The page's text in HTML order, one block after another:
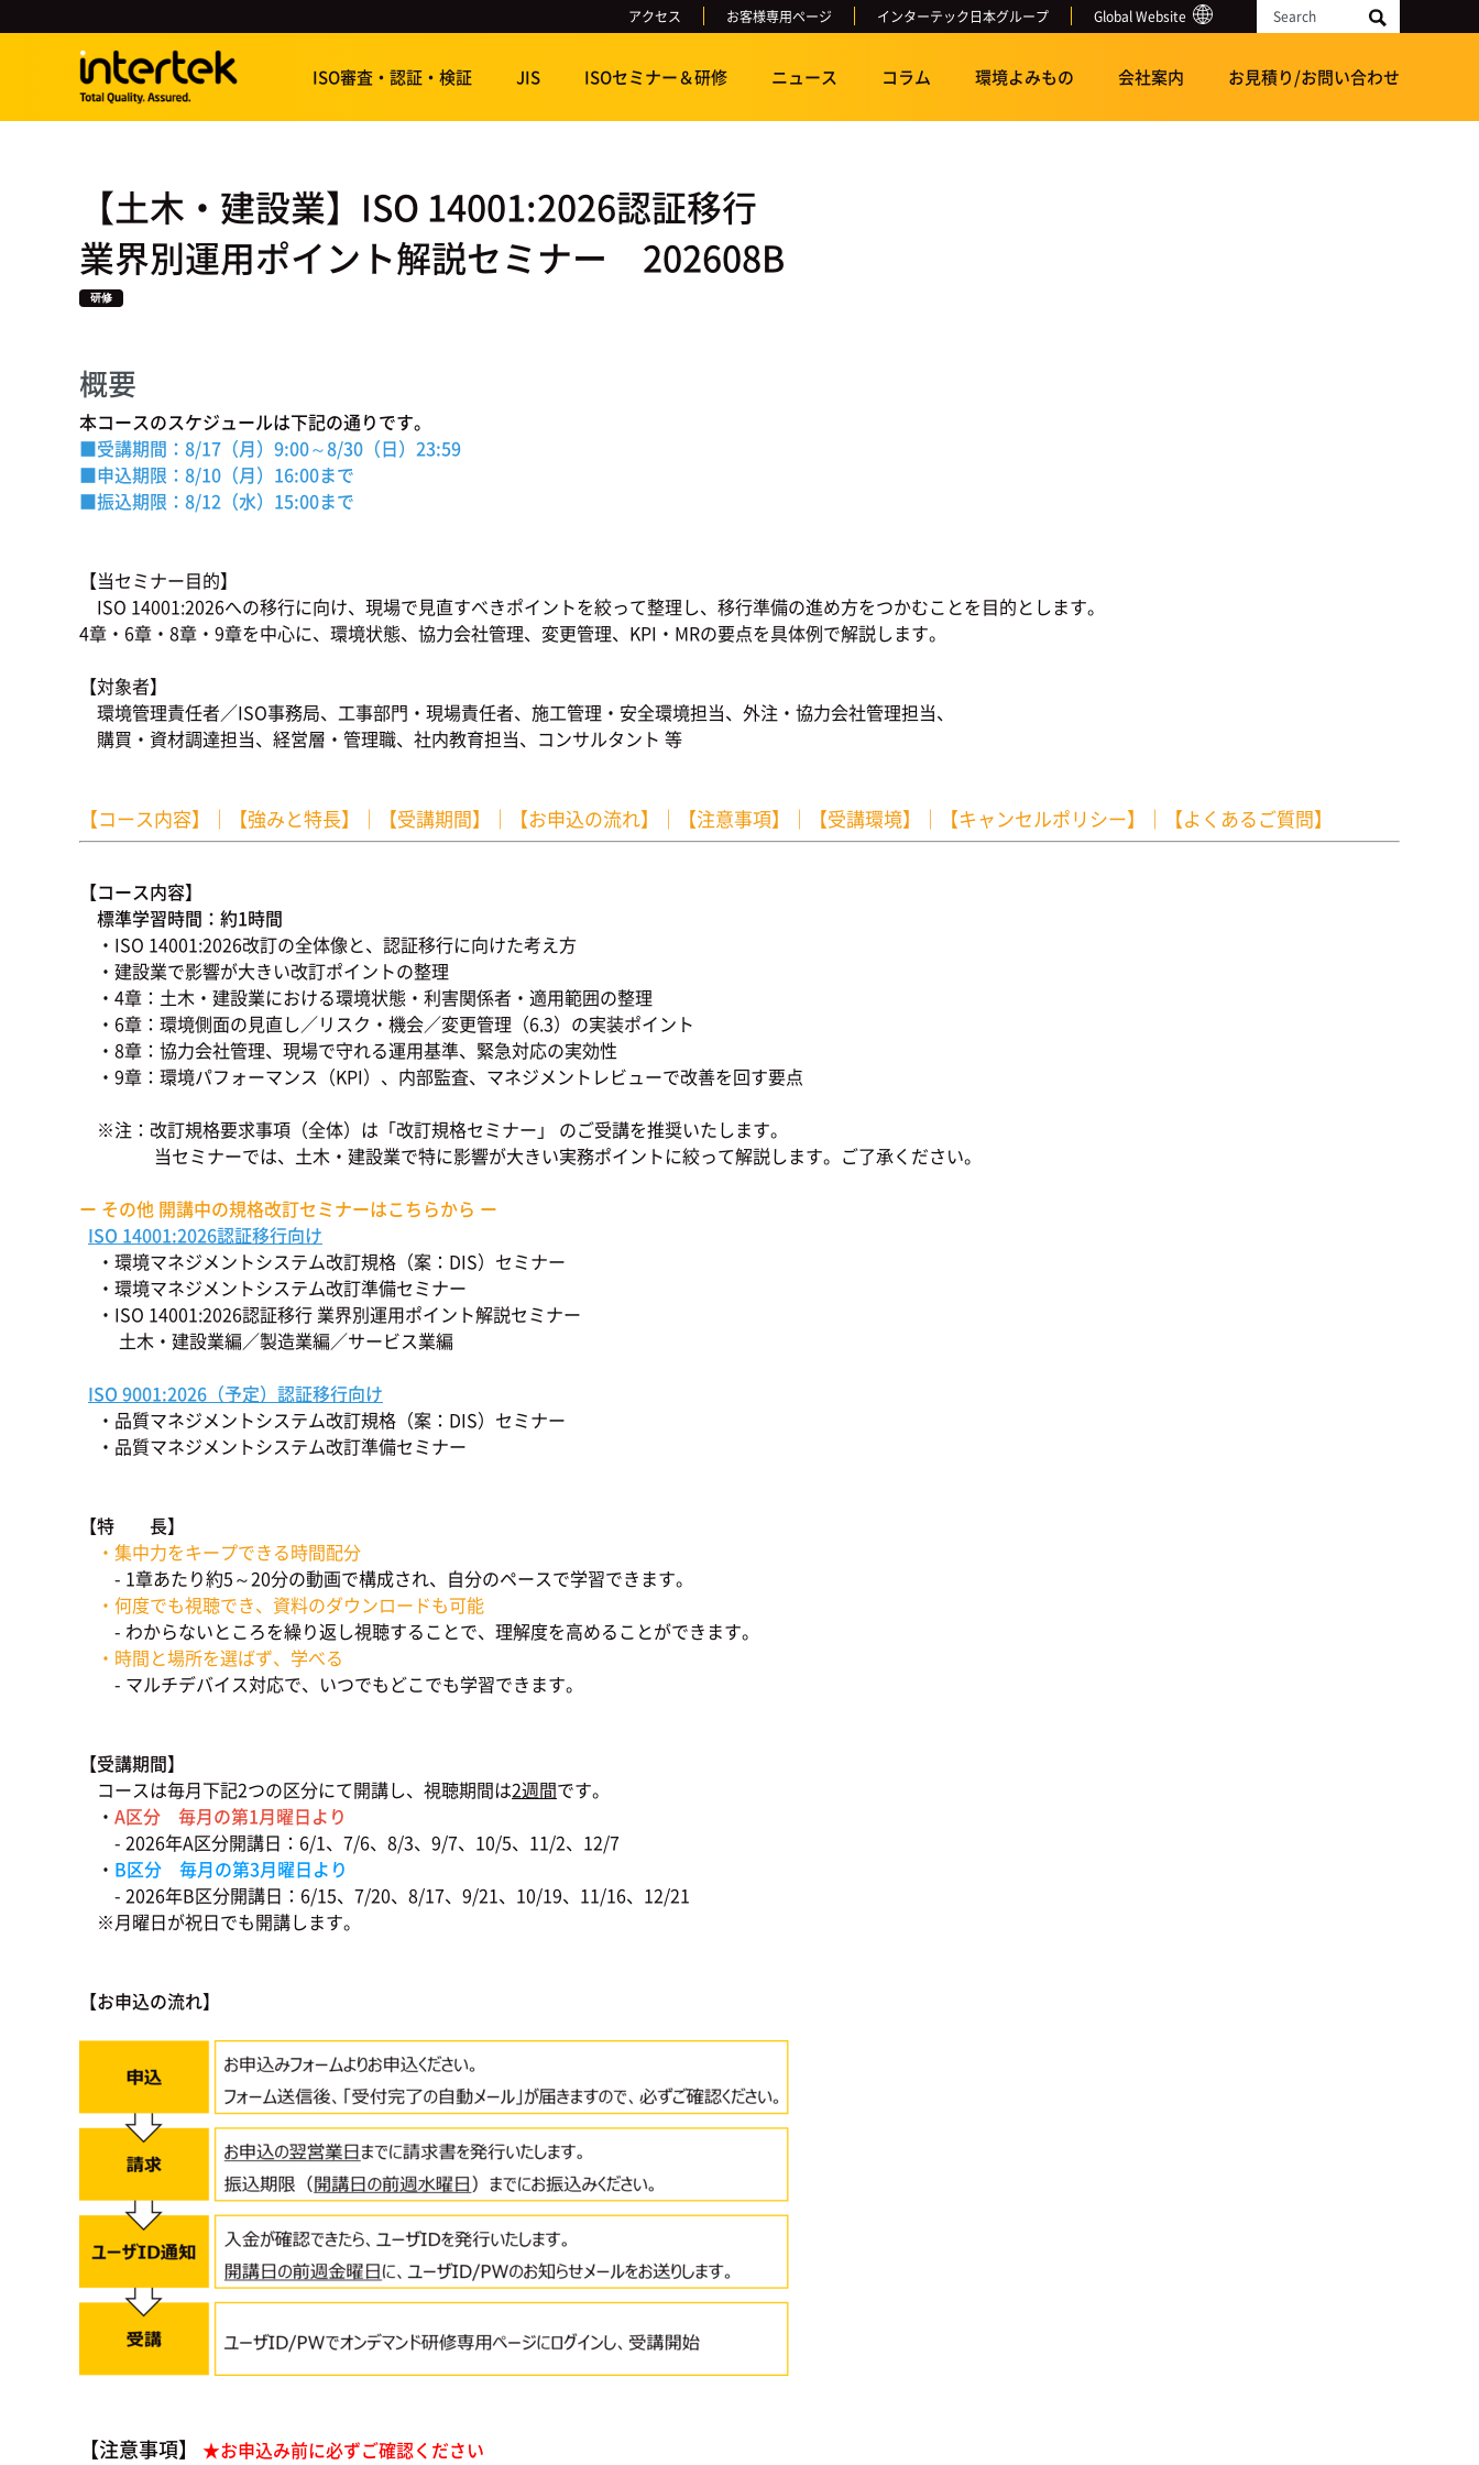
アクセス お客様専用ページ インターテック日本グループ Global Website Search
ISO審査・認証・検証 JIS ISOセミナー＆研修 ニュース コラム 環境よみもの 会社案内 お見積り/お問い合わせ
【土木・建設業】ISO 14001:2026認証移行
業界別運用ポイント解説セミナー 202608B
研修
概要
本コースのスケジュールは下記の通りです。
■受講期間：8/17（月）9:00～8/30（日）23:59
■申込期限：8/10（月）16:00まで
■振込期限：8/12 （水）15:00まで
【当セミナー目的】
ISO 14001:2026への移行に向け、現場で見直すべきポイントを絞って整理し、移行準備の進め方をつかむことを目的とします。
4章・6章・8章・9章を中心に、環境状態、協力会社管理、変更管理、KPI・MRの要点を具体例で解説します。
【対象者】
環境管理責任者／ISO事務局、工事部門・現場責任者、施工管理・安全環境担当、外注・協力会社管理担当、
購買・資材調達担当、経営層・管理職、社内教育担当、コンサルタント 等
【コース内容】 ｜ 【強みと特長】 ｜ 【受講期間】 ｜ 【お申込の流れ】 ｜ 【注意事項】 ｜ 【受講環境】 ｜ 【キャンセルポリシー】 ｜ 【よくあるご質問】
【コース内容】
標準学習時間：約1時間
・ISO 14001:2026改訂の全体像と、認証移行に向けた考え方
・建設業で影響が大きい改訂ポイントの整理
・4章：土木・建設業における環境状態・利害関係者・適用範囲の整理
・6章：環境側面の見直し／リスク・機会／変更管理（6.3）の実装ポイント
・8章：協力会社管理、現場で守れる運用基準、緊急対応の実効性
・9章：環境パフォーマンス（KPI）、内部監査、マネジメントレビューで改善を回す要点
※注：改訂規格要求事項（全体）は「改訂規格セミナー」 のご受講を推奨いたします。
当セミナーでは、土木・建設業で特に影響が大きい実務ポイントに絞って解説します。ご了承ください。
ー その他 開講中の規格改訂セミナーはこちらから ー
ISO 14001:2026認証移行向け
・環境マネジメントシステム改訂規格（案：DIS）セミナー
・環境マネジメントシステム改訂準備セミナー
・ISO 14001:2026認証移行 業界別運用ポイント解説セミナー
土木・建設業編／製造業編／サービス業編
ISO 9001:2026（予定）認証移行向け
・品質マネジメントシステム改訂規格（案：DIS）セミナー
・品質マネジメントシステム改訂準備セミナー
【特 長】
・集中力をキープできる時間配分
- 1章あたり約5～20分の動画で構成され、自分のペースで学習できます。
・何度でも視聴でき、資料のダウンロードも可能
- わからないところを繰り返し視聴することで、理解度を高めることができます。
・時間と場所を選ばず、学べる
- マルチデバイス対応で、いつでもどこでも学習できます。
【受講期間】
コースは毎月下記2つの区分にて開講し、視聴期間は2週間です。
・ A区分 毎月の第1月曜日より
- 2026年A区分開講日：6/1、7/6、8/3、9/7、10/5、11/2、12/7
・ B区分 毎月の第3月曜日より
- 2026年B区分開講日：6/15、7/20、8/17、9/21、10/19、11/16、12/21
※月曜日が祝日でも開講します。
【お申込の流れ】
【注意事項】
★お申込み前に必ずご確認ください